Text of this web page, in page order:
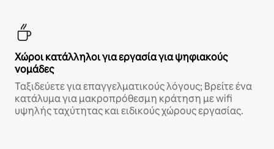
Χώροι κατάλληλοι για εργασία για ψηφιακούς
νομάδες
Ταξιδεύετε για επαγγελματικούς λόγους; Βρείτε ένα
κατάλυμα για μακροπρόθεσμη κράτηση με wifi
υψηλής ταχύτητας και ειδικούς χώρους εργασίας.